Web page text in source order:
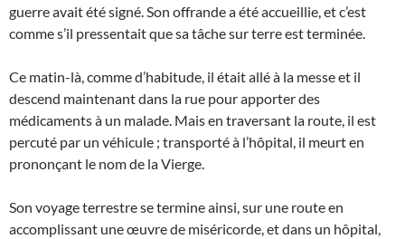
guerre avait été signé. Son offrande a été accueillie, et c’est
comme s’il pressentait que sa tâche sur terre est terminée.
Ce matin-là, comme d’habitude, il était allé à la messe et il
descend maintenant dans la rue pour apporter des
médicaments à un malade. Mais en traversant la route, il est
percuté par un véhicule ; transporté à l’hôpital, il meurt en
prononçant le nom de la Vierge.
Son voyage terrestre se termine ainsi, sur une route en
accomplissant une œuvre de miséricorde, et dans un hôpital,